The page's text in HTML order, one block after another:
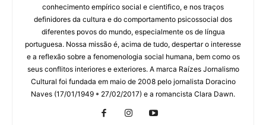
conhecimento empírico social e cientifico, e nos traços
definidores da cultura e do comportamento psicossocial dos
diferentes povos do mundo, especialmente os de língua
portuguesa. Nossa missão é, acima de tudo, despertar o interesse
e a reflexão sobre a fenomenologia social humana, bem como os
seus conflitos interiores e exteriores. A marca Raízes Jornalismo
Cultural foi fundada em maio de 2008 pelo jornalista Doracino
Naves (17/01/1949 * 27/02/2017) e a romancista Clara Dawn.